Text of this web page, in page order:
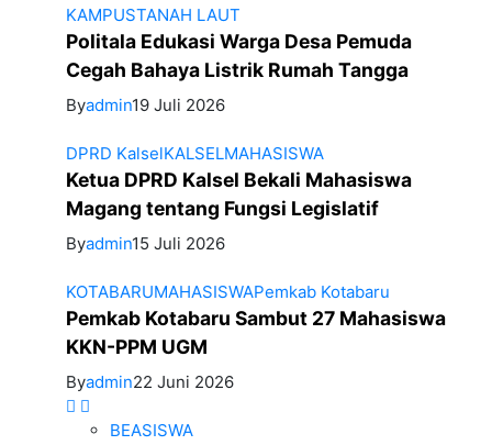
KAMPUSTANAH LAUT
Politala Edukasi Warga Desa Pemuda
Cegah Bahaya Listrik Rumah Tangga
Byadmin19 Juli 2026
DPRD KalselKALSELMAHASISWA
Ketua DPRD Kalsel Bekali Mahasiswa
Magang tentang Fungsi Legislatif
Byadmin15 Juli 2026
KOTABARUMAHASISWAPemkab Kotabaru
Pemkab Kotabaru Sambut 27 Mahasiswa
KKN-PPM UGM
Byadmin22 Juni 2026
BEASISWA